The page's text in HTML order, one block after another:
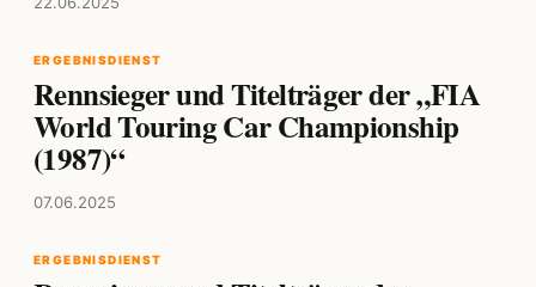
ERGEBNISDIENST
Rennsieger und Titelträger der „FIA
World Touring Car Championship
(1987)“
07.06.2025
ERGEBNISDIENST